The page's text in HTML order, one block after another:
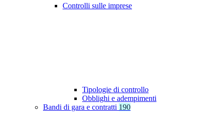
Controlli sulle imprese
Tipologie di controllo
Obblighi e adempimenti
Bandi di gara e contratti 190